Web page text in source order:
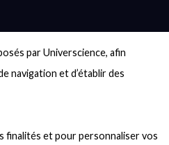
par Universcience, afin
navigation et d’établir des
finalités et pour personnaliser vos
et pas de « Terre »
vue ?
les cryptos ?
et politique : la